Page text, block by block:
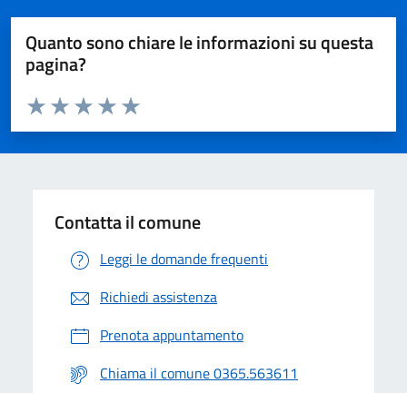
Quanto sono chiare le informazioni su questa
pagina?
Valuta da 1 a 5 stelle la pagina
Valuta 5 stelle su 5
Valuta 4 stelle su 5
Valuta 3 stelle su 5
Valuta 2 stelle su 5
Valuta 1 stelle su 5
Contatta il comune
Leggi le domande frequenti
Richiedi assistenza
Prenota appuntamento
Chiama il comune 0365.563611